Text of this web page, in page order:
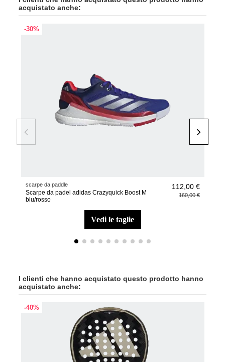
acquistato anche:
-30%
scarpe da paddle
Scarpe da padel adidas Crazyquick Boost M
blu/rosso
112,00 €
160,00 €
vedi le taglie
I clienti che hanno acquistato questo prodotto hanno
acquistato anche:
-40%